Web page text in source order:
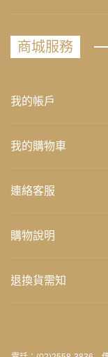
商城服務
我的帳戶
我的購物車
連絡客服
購物說明
退換貨需知